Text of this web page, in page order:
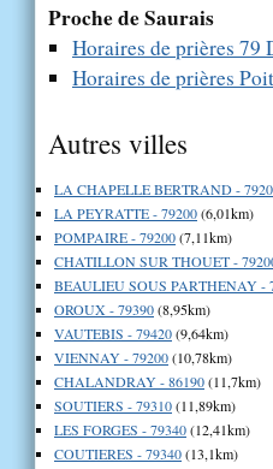
Proche de Saurais
Horaires de prières 79
Horaires de prières
Autres villes
LA CHAPELLE BERTRAND -
LA PEYRATTE - 79200(6,01km)
POMPAIRE - 79200(7,11km)
CHATILLON SUR THOUET -
BEAULIEU SOUS PARTHENAY -
OROUX - 79390(8,95km)
VAUTEBIS - 79420(9,64km)
VIENNAY - 79200(10,78km)
CHALANDRAY - 86190(11,7km)
SOUTIERS - 79310(11,89km)
LES FORGES - 79340(12,41km)
COUTIERES - 79340(13,1km)